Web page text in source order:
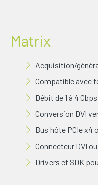
Matrix
Acquisition/
Compatible avec
Débit de 1 à 4 Gbps
Conversion DVI
Bus hôte PCIe x4
Connecteur DVI ou
Drivers et SDK